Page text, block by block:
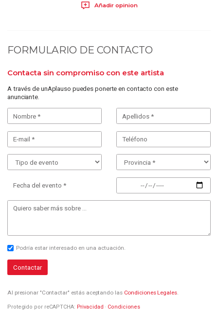
Añadir opinion
FORMULARIO DE CONTACTO
Contacta sin compromiso con este artista
A través de unAplauso puedes ponerte en contacto con este
anunciante.
Fecha del evento *
Podría estar interesado en una actuación.
Contactar
Al presionar "Contactar" estás aceptando las Condiciones Legales.
Protegido por reCAPTCHA: Privacidad · Condiciones